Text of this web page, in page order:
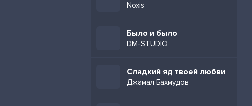
Noxis
Было и было
DM-STUDIO
Сладкий яд твоей любви
Джамал Бахмудов